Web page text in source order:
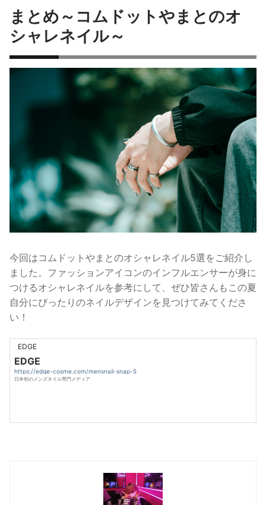
まとめ～コムドットやまとのオ
シャレネイル～
今回はコムドットやまとのオシャレネイル5選をご紹介し
ました。ファッションアイコンのインフルエンサーが身に
つけるオシャレネイルを参考にして、ぜひ皆さんもこの夏
自分にぴったりのネイルデザインを見つけてみてくださ
い！
EDGE
EDGE
https://edge-cosme.com/mensnail-snap-5
日本初のメンズネイル専門メディア